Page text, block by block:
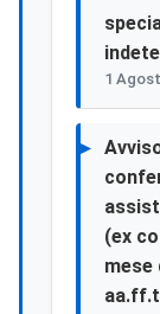
1
(ex
mese